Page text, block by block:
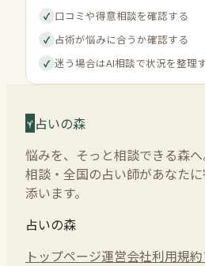
✓ 口コミや得意相談を確認する
✓ 占術が悩みに合うか確認する
✓ 迷う場合はAI相談で状況を整理
占いの森
悩みを、そっと相談できる森へ
相談・全国の占い師があなたに
添います。
占いの森
トップページ運営会社利用規約